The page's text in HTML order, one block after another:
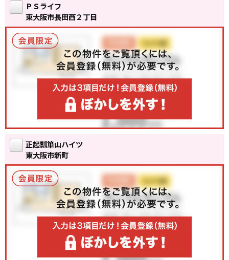
ＰＳライフ
東大阪市長田西２丁目
正起瓢箪山ハイツ
東大阪市新町